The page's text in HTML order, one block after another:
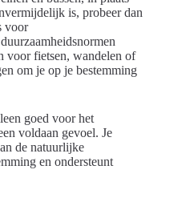
is, probeer dan
voor
voor fietsen, wandelen of
om je op je bestemming
goed voor het
voldaan gevoel. Je
de natuurlijke
en ondersteunt